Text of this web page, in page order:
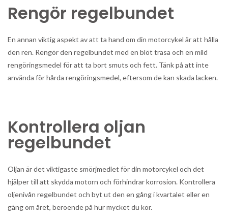
Rengör regelbundet
En annan viktig aspekt av att ta hand om din motorcykel är att hålla
den ren. Rengör den regelbundet med en blöt trasa och en mild
rengöringsmedel för att ta bort smuts och fett. Tänk på att inte
använda för hårda rengöringsmedel, eftersom de kan skada lacken.
Kontrollera oljan
regelbundet
Oljan är det viktigaste smörjmedlet för din motorcykel och det
hjälper till att skydda motorn och förhindrar korrosion. Kontrollera
oljenivån regelbundet och byt ut den en gång i kvartalet eller en
gång om året, beroende på hur mycket du kör.